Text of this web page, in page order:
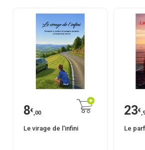
8€,00
Le virage de l'infini
23€
Le